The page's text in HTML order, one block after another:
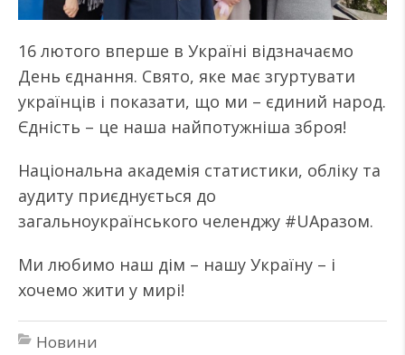
16 лютого вперше в Україні відзначаємо
День єднання. Свято, яке має згуртувати
українців і показати, що ми – єдиний народ.
Єдність – це наша найпотужніша зброя!
Національна академія статистики, обліку та
аудиту приєднується до
загальноукраїнського челенджу #UAразом.
Ми любимо наш дім – нашу Україну – і
хочемо жити у мирі!
Новини